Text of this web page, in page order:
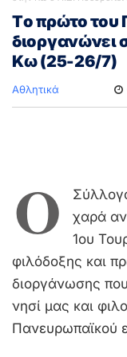
Tο πρώτο
διοργανώνει
Κω (25-26/7)
Αθλητικά
Ο
χαρά
1ου
φιλόδοξης και
διοργάνωσης
νησί μας και
Πανευρωπαϊκού